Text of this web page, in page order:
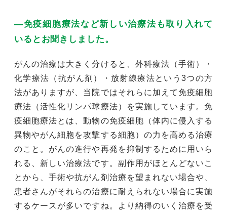
―免疫細胞療法など新しい治療法も取り入れて
いるとお聞きしました。
がんの治療は大きく分けると、外科療法（手術）・
化学療法（抗がん剤）・放射線療法という3つの方
法がありますが、当院ではそれらに加えて免疫細胞
療法（活性化リンパ球療法）を実施しています。免
疫細胞療法とは、動物の免疫細胞（体内に侵入する
異物やがん細胞を攻撃する細胞）の力を高める治療
のこと。がんの進行や再発を抑制するために用いら
れる、新しい治療法です。副作用がほとんどないこ
とから、手術や抗がん剤治療を望まれない場合や、
患者さんがそれらの治療に耐えられない場合に実施
するケースが多いですね。より納得のいく治療を受